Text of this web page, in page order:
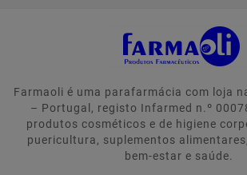
Farmaoli é uma parafarmácia com loja
– Portugal, registo Infarmed n.º
produtos cosméticos e de higiene
puericultura, suplementos
bem-estar e saúde.